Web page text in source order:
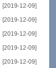
[2019-12-09]
[2019-12-09]
[2019-12-09]
[2019-12-09]
[2019-12-09]